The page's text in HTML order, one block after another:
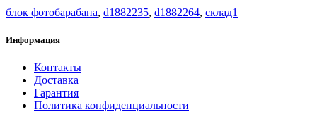
блок фотобарабана, d1882235, d1882264, склад1
Информация
Контакты
Доставка
Гарантия
Политика конфиденциальности